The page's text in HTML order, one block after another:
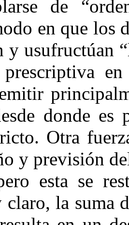
de
en que los
y usufructúan
prescriptiva
donde
Otra
y previsión
esta se
la suma